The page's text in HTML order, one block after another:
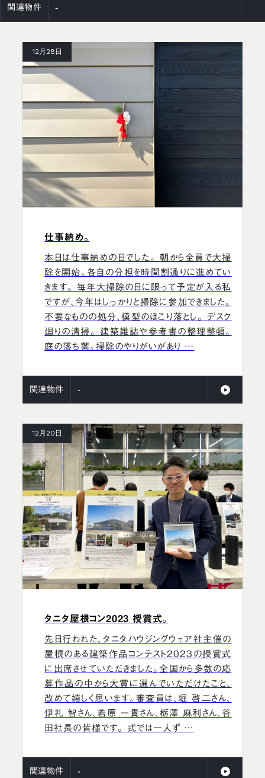
関連物件 -
12月28日
仕事納め。
本日は仕事納めの日でした。 朝から全員で大掃
除を開始。各自の分担を時間割通りに進めてい
きます。 毎年大掃除の日に限って予定が入る私
ですが、今年はしっかりと掃除に参加できました。
不要なものの処分、模型のほこり落とし。 デスク
廻りの清掃。 建築雑誌や参考書の整理整頓。
庭の落ち葉。掃除のやりがいがあり …
関連物件 -
12月20日
タニタ屋根コン2023 授賞式。
先日行われた、タニタハウジングウェア社主催の
屋根のある建築作品コンテスト2023の授賞式
に出席させていただきました。全国から多数の応
募作品の中から大賞に選んでいただけたこと、
改めて嬉しく思います。審査員は、堀 啓二さん、
伊礼 智さん、若原 一貴さん、栃澤 麻利さん、谷
田社長の皆様です。 式では一人ず …
関連物件 -